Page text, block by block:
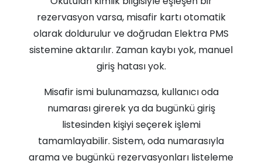
rezervasyon varsa, misafir kartı otomatik
olarak doldurulur ve doğrudan Elektra PMS
sistemine aktarılır. Zaman kaybı yok, manuel
giriş hatası yok.
Misafir ismi bulunamazsa, kullanıcı oda
numarası girerek ya da bugünkü giriş
listesinden kişiyi seçerek işlemi
tamamlayabilir. Sistem, oda numarasıyla
arama ve bugünkü rezervasyonları listeleme